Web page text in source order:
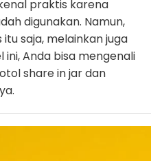
praktis karena
digunakan. Namun,
saja, melainkan juga
Anda bisa mengenali
share in jar dan